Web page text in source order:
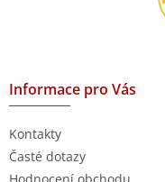
Informace pro Vás
Kontakty
Časté dotazy